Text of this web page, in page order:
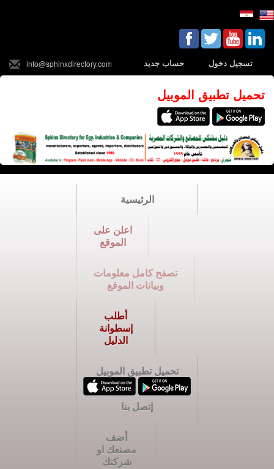
تسجيل دخول حساب جديد info@sphinxdirectory.com
تحميل تطبيق الموبيل
الرئيسية
اعلن على
الموقع
تصفح كامل معلومات
وبيانات الموقع
أطلب
إسطوانة
الدليل
تحميل تطبيق الموبيل
إتصل بنا
أضف
مصنعك او
شركتك